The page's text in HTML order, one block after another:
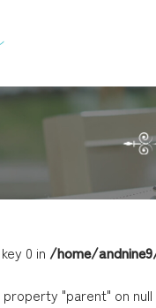
ブログ
採用情
0 in /home/
"parent" on null